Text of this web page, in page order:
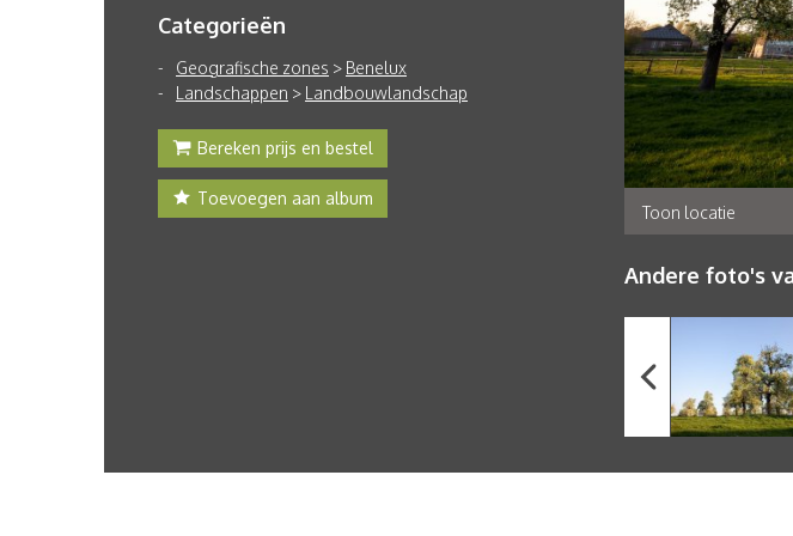
Categorieën
Geografische zones > Benelux
Landschappen > Landbouwlandschap
Bereken prijs en bestel
Toevoegen aan album
Toon locatie
Andere foto's